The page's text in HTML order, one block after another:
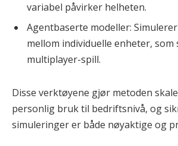
variabel påvirker helheten.
Agentbaserte modeller:
mellom individuelle enheter, som
multiplayer-spill.
Disse verktøyene gjør metoden
personlig bruk til bedriftsnivå, og
simuleringer er både nøyaktige og